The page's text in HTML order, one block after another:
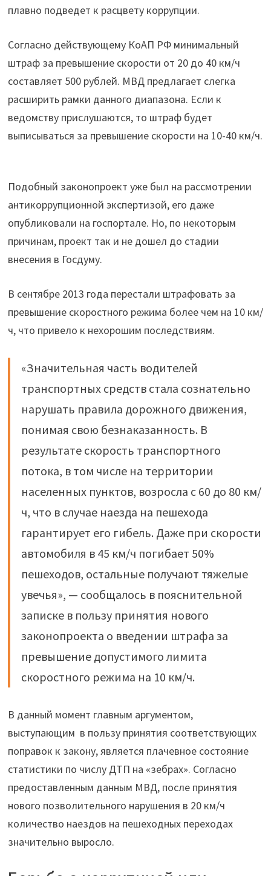
плавно подведет к расцвету коррупции.
Согласно действующему КоАП РФ минимальный
штраф за превышение скорости от 20 до 40 км/ч
составляет 500 рублей. МВД предлагает слегка
расширить рамки данного диапазона. Если к
ведомству прислушаются, то штраф будет
выписываться за превышение скорости на 10-40 км/ч.
Подобный законопроект уже был на рассмотрении
антикоррупционной экспертизой, его даже
опубликовали на госпортале. Но, по некоторым
причинам, проект так и не дошел до стадии
внесения в Госдуму.
В сентябре 2013 года перестали штрафовать за
превышение скоростного режима более чем на 10 км/
ч, что привело к нехорошим последствиям.
«Значительная часть водителей
транспортных средств стала сознательно
нарушать правила дорожного движения,
понимая свою безнаказанность. В
результате скорость транспортного
потока, в том числе на территории
населенных пунктов, возросла с 60 до 80 км/
ч, что в случае наезда на пешехода
гарантирует его гибель. Даже при скорости
автомобиля в 45 км/ч погибает 50%
пешеходов, остальные получают тяжелые
увечья», — сообщалось в пояснительной
записке в пользу принятия нового
законопроекта о введении штрафа за
превышение допустимого лимита
скоростного режима на 10 км/ч.
В данный момент главным аргументом,
выступающим в пользу принятия соответствующих
поправок к закону, является плачевное состояние
статистики по числу ДТП на «зебрах». Согласно
предоставленным данным МВД, после принятия
нового позволительного нарушения в 20 км/ч
количество наездов на пешеходных переходах
значительно выросло.